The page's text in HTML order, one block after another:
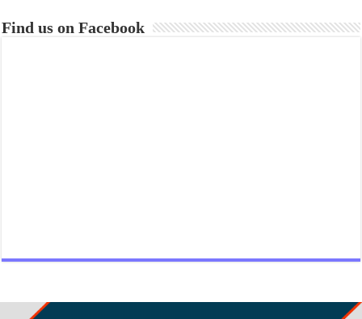
Find us on Facebook